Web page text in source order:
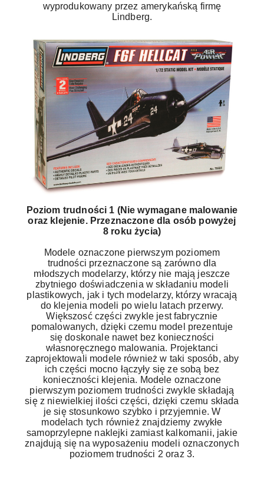
wyprodukowany przez amerykańską firmę
Lindberg.
Poziom trudności 1 (Nie wymagane malowanie
oraz klejenie. Przeznaczone dla osób powyżej
8 roku życia)
Modele oznaczone pierwszym poziomem
trudności przeznaczone są zarówno dla
młodszych modelarzy, którzy nie mają jeszcze
zbytniego doświadczenia w składaniu modeli
plastikowych, jak i tych modelarzy, którzy wracają
do klejenia modeli po wielu latach przerwy.
Większosć części zwykle jest fabrycznie
pomalowanych, dzięki czemu model prezentuje
się doskonale nawet bez konieczności
własnoręcznego malowania. Projektanci
zaprojektowali modele również w taki sposób, aby
ich części mocno łączyły się ze sobą bez
konieczności klejenia. Modele oznaczone
pierwszym poziomem trudności zwykle składają
się z niewielkiej ilości części, dzięki czemu składa
je się stosunkowo szybko i przyjemnie. W
modelach tych również znajdziemy zwykłe
samoprzylepne naklejki zamiast kalkomanii, jakie
znajdują się na wyposażeniu modeli oznaczonych
poziomem trudności 2 oraz 3.